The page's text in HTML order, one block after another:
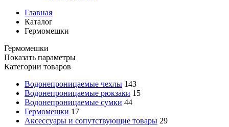
Главная
Каталог
Гермомешки
Гермомешки
Показать параметры
Категории товаров
Водонепроницаемые чехлы 143
Водонепроницаемые рюкзаки 15
Водонепроницаемые сумки 44
Гермомешки 17
Аксессуары и сопутствующие товары 29